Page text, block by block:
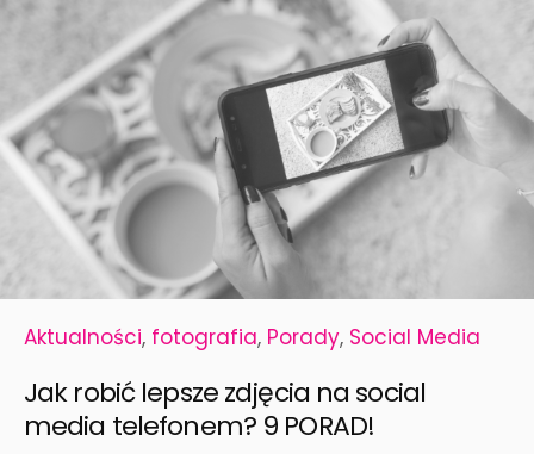
Aktualności, fotografia, Porady, Social Media
Jak robić lepsze zdjęcia na social
media telefonem? 9 PORAD!